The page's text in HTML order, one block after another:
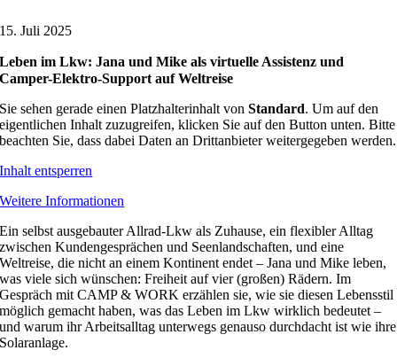
15. Juli 2025
Leben im Lkw: Jana und Mike als virtuelle Assistenz und
Camper-Elektro-Support auf Weltreise
Sie sehen gerade einen Platzhalterinhalt vonStandard. Um auf den
eigentlichen Inhalt zuzugreifen, klicken Sie auf den Button unten. Bitte
beachten Sie, dass dabei Daten an Drittanbieter weitergegeben werden.
Inhalt entsperren
Weitere Informationen
Ein selbst ausgebauter Allrad-Lkw als Zuhause, ein flexibler Alltag
zwischen Kundengesprächen und Seenlandschaften, und eine
Weltreise, die nicht an einem Kontinent endet – Jana und Mike leben,
was viele sich wünschen: Freiheit auf vier (großen) Rädern. Im
Gespräch mit CAMP & WORK erzählen sie, wie sie diesen Lebensstil
möglich gemacht haben, was das Leben im Lkw wirklich bedeutet –
und warum ihr Arbeitsalltag unterwegs genauso durchdacht ist wie ihre
Solaranlage.